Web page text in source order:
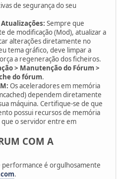
de segurança do seu
Atualizações: Sempre que
de modificação (Mod), atualizar a
alterações diretamente no
tema gráfico, deve limpar a
a regeneração dos ficheiros.
> Manutenção do Fórum >
do fórum.
Os aceleradores em memória
dependem diretamente
máquina. Certifique-se de que
possui recursos de memória
o servidor entre em
COM A
performance é orgulhosamente
.